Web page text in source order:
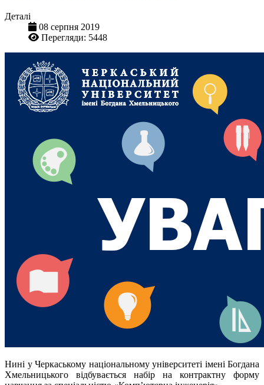
Деталі
08 серпня 2019
Перегляди: 5448
Нині у Черкаському національному університеті імені Богдана
Хмельницького відбувається набір на контрактну форму